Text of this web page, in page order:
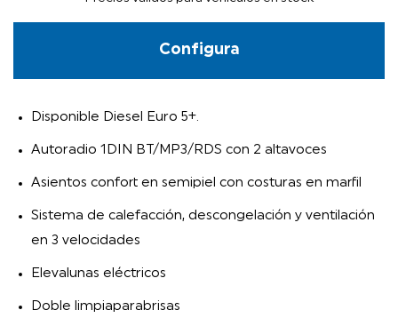
Configura
Disponible Diesel Euro 5+.
Autoradio 1DIN BT/MP3/RDS con 2 altavoces
Asientos confort en semipiel con costuras en marfil
Sistema de calefacción, descongelación y ventilación
en 3 velocidades
Elevalunas eléctricos
Doble limpiaparabrisas